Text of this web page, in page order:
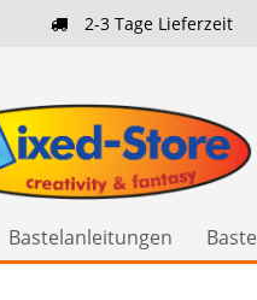
2-3 Tage Lieferzeit
Bastelanleitungen